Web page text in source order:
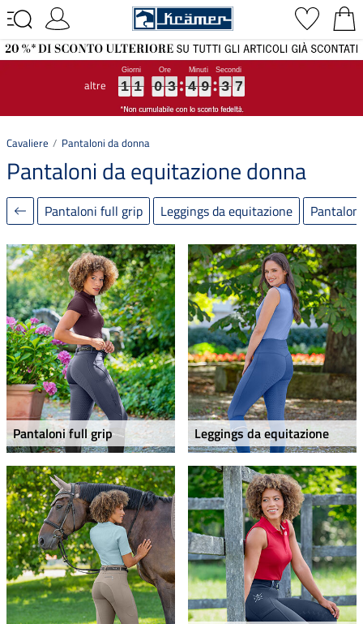
altre 1
1
1
1 1
1
1
1 0
0
0
0 3
3
3
3 4
4
4
4 9
9
9
9 3
3
3
3 4
5
4
5
Cavaliere Pantaloni da donna
Pantaloni da equitazione donna
Pantaloni full grip Leggings da equitazione
Pantaloni full grip Leggings da equitazione